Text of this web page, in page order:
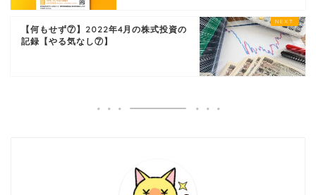
【何もせず⑦】2022年4月の株式投資の
記録【やる気なし⑦】